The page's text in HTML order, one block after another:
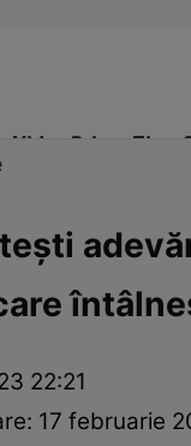
Video Prime Time
RomâniaChefi
22:21
17 februarie